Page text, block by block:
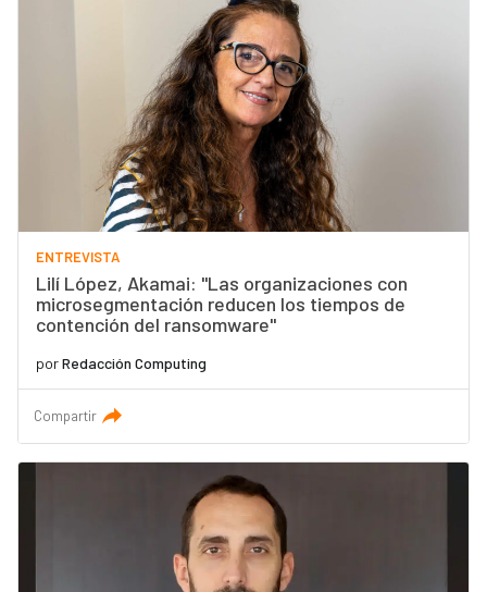
ENTREVISTA
Lilí López, Akamai: "Las organizaciones con
microsegmentación reducen los tiempos de
contención del ransomware"
porRedacción Computing
Compartir